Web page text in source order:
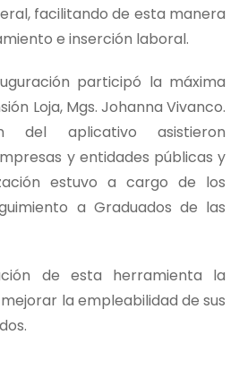
facilitando de esta manera
e inserción laboral.
participó la máxima
Loja, Mgs. Johanna Vivanco.
del aplicativo asistieron
y entidades públicas y
estuvo a cargo de los
a Graduados de las
de esta herramienta la
la empleabilidad de sus